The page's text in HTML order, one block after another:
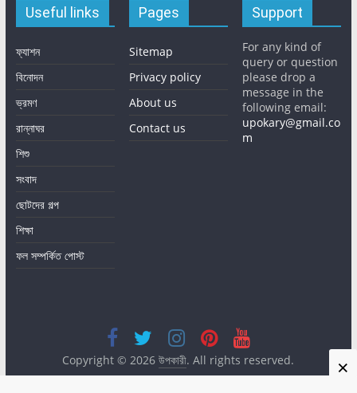
×
Useful links
ফ্যাশন
বিনোদন
ভ্রমণ
রান্নাঘর
শিশু
সংবাদ
ছোটদের গল্প
শিক্ষা
ফল সম্পর্কিত পোস্ট
Pages
Sitemap
Privacy policy
About us
Contact us
Support
For any kind of
query or question
please drop a
message in the
following email:
upokary@gmail.co
m
Copyright © 2026উপকারী. All rights reserved.